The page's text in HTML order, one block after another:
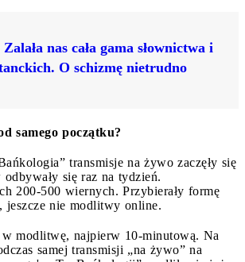
nas cała gama słownictwa i
O schizmę nietrudno
samego początku?
transmisje na żywo zaczęły się
się raz na tydzień.
200-500 wiernych. Przybierały formę
jeszcze nie modlitwy online.
w modlitwę, najpierw 10-minutową. Na
samej transmisji „na żywo” na